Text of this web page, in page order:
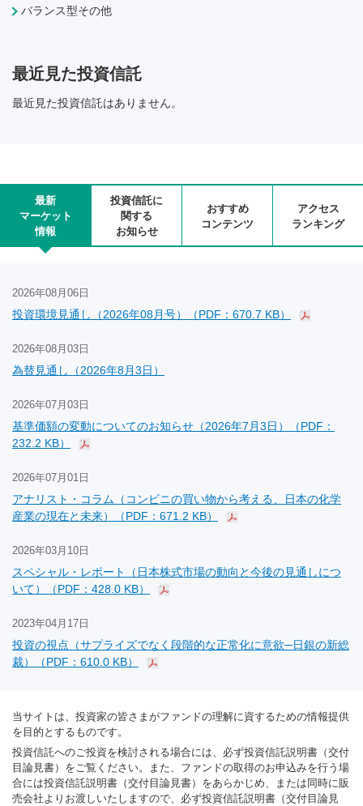
バランス型その他
最近見た投資信託
最近見た投資信託はありません。
最新
マーケット
情報
投資信託に
関する
お知らせ
おすすめ
コンテンツ
アクセス
ランキング
2026年08月06日
投資環境見通し（2026年08月号）（PDF：670.7 KB）
2026年08月03日
為替見通し（2026年8月3日）
2026年07月03日
基準価額の変動についてのお知らせ（2026年7月3日）（PDF：
232.2 KB）
2026年07月01日
アナリスト・コラム（コンビニの買い物から考える、日本の化学
産業の現在と未来）（PDF：671.2 KB）
2026年03月10日
スペシャル・レポート（日本株式市場の動向と今後の見通しにつ
いて）（PDF：428.0 KB）
2023年04月17日
投資の視点（サプライズでなく段階的な正常化に意欲─日銀の新総
裁）（PDF：610.0 KB）
当サイトは、投資家の皆さまがファンドの理解に資するための情報提供
を目的とするものです。
投資信託へのご投資を検討される場合には、必ず投資信託説明書（交付
目論見書）をご覧ください。また、ファンドの取得のお申込みを行う場
合には投資信託説明書（交付目論見書）をあらかじめ、または同時に販
売会社よりお渡しいたしますので、必ず投資信託説明書（交付目論見